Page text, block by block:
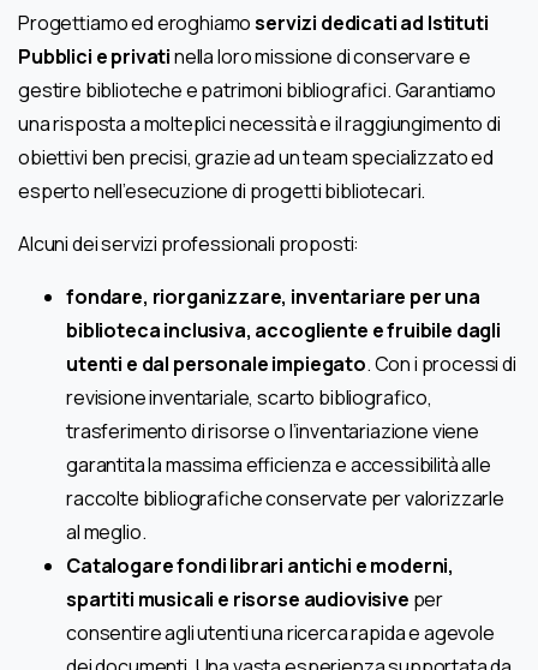
Progettiamo ed eroghiamoservizi dedicati ad Istituti
Pubblici e privatinella loro missione di conservare e
gestire biblioteche e patrimoni bibliografici. Garantiamo
una risposta a molteplici necessità e il raggiungimento di
obiettivi ben precisi, grazie ad un team specializzato ed
esperto nell’esecuzione di progetti bibliotecari.
Alcuni dei servizi professionali proposti:
fondare, riorganizzare, inventariare per una
biblioteca inclusiva, accogliente e fruibile dagli
utenti e dal personale impiegato. Con i processi di
revisione inventariale, scarto bibliografico,
trasferimento di risorse o l’inventariazione viene
garantita la massima efficienza e accessibilità alle
raccolte bibliografiche conservate per valorizzarle
al meglio.
Catalogare fondi librari antichi e moderni,
spartiti musicali e risorse audiovisive per
consentire agli utenti una ricerca rapida e agevole